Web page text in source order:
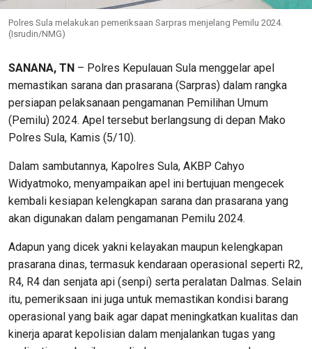
Polres Sula melakukan pemeriksaan Sarpras menjelang Pemilu 2024.
(Isrudin/NMG)
SANANA, TN – Polres Kepulauan Sula menggelar apel
memastikan sarana dan prasarana (Sarpras) dalam rangka
persiapan pelaksanaan pengamanan Pemilihan Umum
(Pemilu) 2024. Apel tersebut berlangsung di depan Mako
Polres Sula, Kamis (5/10).
Dalam sambutannya, Kapolres Sula, AKBP Cahyo
Widyatmoko, menyampaikan apel ini bertujuan mengecek
kembali kesiapan kelengkapan sarana dan prasarana yang
akan digunakan dalam pengamanan Pemilu 2024.
Adapun yang dicek yakni kelayakan maupun kelengkapan
prasarana dinas, termasuk kendaraan operasional seperti R2,
R4, R4 dan senjata api (senpi) serta peralatan Dalmas. Selain
itu, pemeriksaan ini juga untuk memastikan kondisi barang
operasional yang baik agar dapat meningkatkan kualitas dan
kinerja aparat kepolisian dalam menjalankan tugas yang